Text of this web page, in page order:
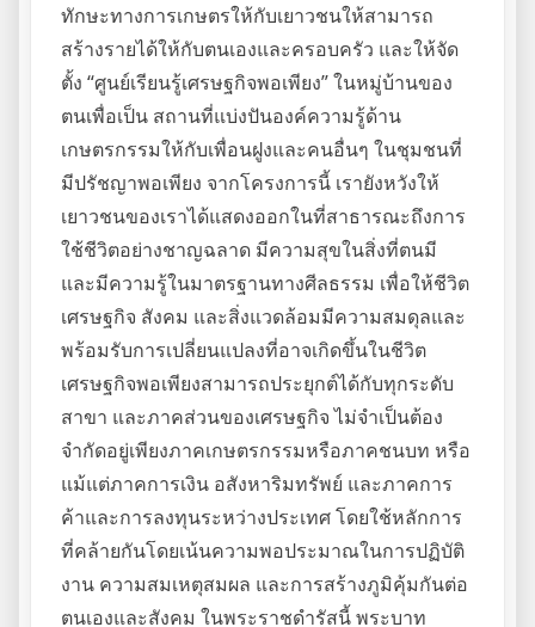
ทักษะทางการเกษตรให้กับเยาวชนให้สามารถ
สร้างรายได้ให้กับตนเองและครอบครัว และให้จัด
ตั้ง “ศูนย์เรียนรู้เศรษฐกิจพอเพียง” ในหมู่บ้านของ
ตนเพื่อเป็น สถานที่แบ่งปันองค์ความรู้ด้าน
เกษตรกรรมให้กับเพื่อนฝูงและคนอื่นๆ ในชุมชนที่
มีปรัชญาพอเพียง จากโครงการนี้ เรายังหวังให้
เยาวชนของเราได้แสดงออกในที่สาธารณะถึงการ
ใช้ชีวิตอย่างชาญฉลาด มีความสุขในสิ่งที่ตนมี
และมีความรู้ในมาตรฐานทางศีลธรรม เพื่อให้ชีวิต
เศรษฐกิจ สังคม และสิ่งแวดล้อมมีความสมดุลและ
พร้อมรับการเปลี่ยนแปลงที่อาจเกิดขึ้นในชีวิต
เศรษฐกิจพอเพียงสามารถประยุกต์ได้กับทุกระดับ
สาขา และภาคส่วนของเศรษฐกิจ ไม่จำเป็นต้อง
จำกัดอยู่เพียงภาคเกษตรกรรมหรือภาคชนบท หรือ
แม้แต่ภาคการเงิน อสังหาริมทรัพย์ และภาคการ
ค้าและการลงทุนระหว่างประเทศ โดยใช้หลักการ
ที่คล้ายกันโดยเน้นความพอประมาณในการปฏิบัติ
งาน ความสมเหตุสมผล และการสร้างภูมิคุ้มกันต่อ
ตนเองและสังคม ในพระราชดำรัสนี้ พระบาท